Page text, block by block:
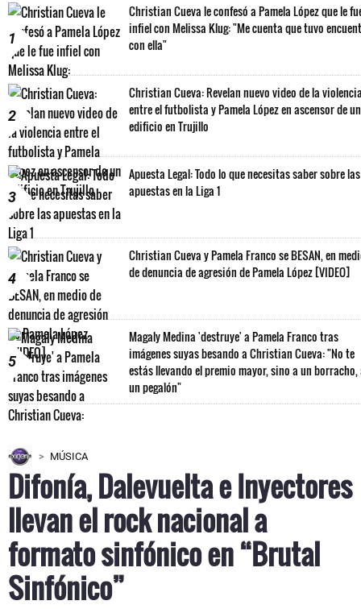
1
Christian Cueva le confesó a Pamela López que le
infiel con Melissa Klug: "Me cuenta que tuvo
con ella"
2
Christian Cueva: Revelan nuevo video de la
entre el futbolista y Pamela López en ascensor de un
edificio en Trujillo
3
Apuesta Legal: Todo lo que necesitas saber sobre las
apuestas en la Liga 1
4
Christian Cueva y Pamela Franco se BESAN, en
de denuncia de agresión de Pamela López [VIDEO]
5
Magaly Medina 'destruye' a Pamela Franco tras
imágenes suyas besando a Christian Cueva: "No te
estás llevando el premio mayor, sino a un borracho,
un pegalón"
MÚSICA
Difonía, Dalevuelta e Inyectores
llevan el rock nacional a
formato sinfónico en “Brutal
Sinfónico”